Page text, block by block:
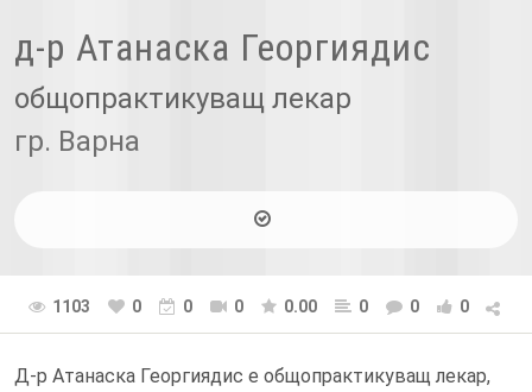
д-р Атанаска Георгиядис
общопрактикуващ лекар
гр. Варна
1103 0 0 0 0.00 0 0 0
Д-р Атанаска Георгиядис е общопрактикуващ лекар,